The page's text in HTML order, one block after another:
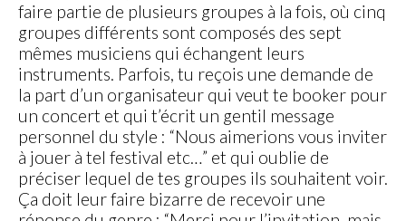
faire partie de plusieurs groupes à la fois, où cinq
groupes différents sont composés des sept
mêmes musiciens qui échangent leurs
instruments. Parfois, tu reçois une demande de
la part d’un organisateur qui veut te booker pour
un concert et qui t’écrit un gentil message
personnel du style : “Nous aimerions vous inviter
à jouer à tel festival etc…” et qui oublie de
préciser lequel de tes groupes ils souhaitent voir.
Ça doit leur faire bizarre de recevoir une